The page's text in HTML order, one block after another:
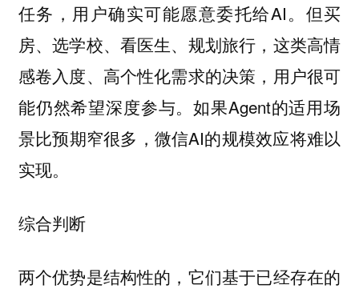
任务，用户确实可能愿意委托给AI。但买
房、选学校、看医生、规划旅行，这类高情
感卷入度、高个性化需求的决策，用户很可
能仍然希望深度参与。如果Agent的适用场
景比预期窄很多，微信AI的规模效应将难以
实现。
综合判断
两个优势是结构性的，它们基于已经存在的